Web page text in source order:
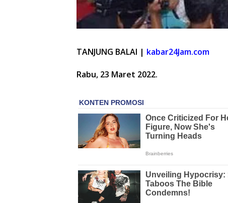
TANJUNG BALAI | kabar24Jam.com
Rabu, 23 Maret 2022.